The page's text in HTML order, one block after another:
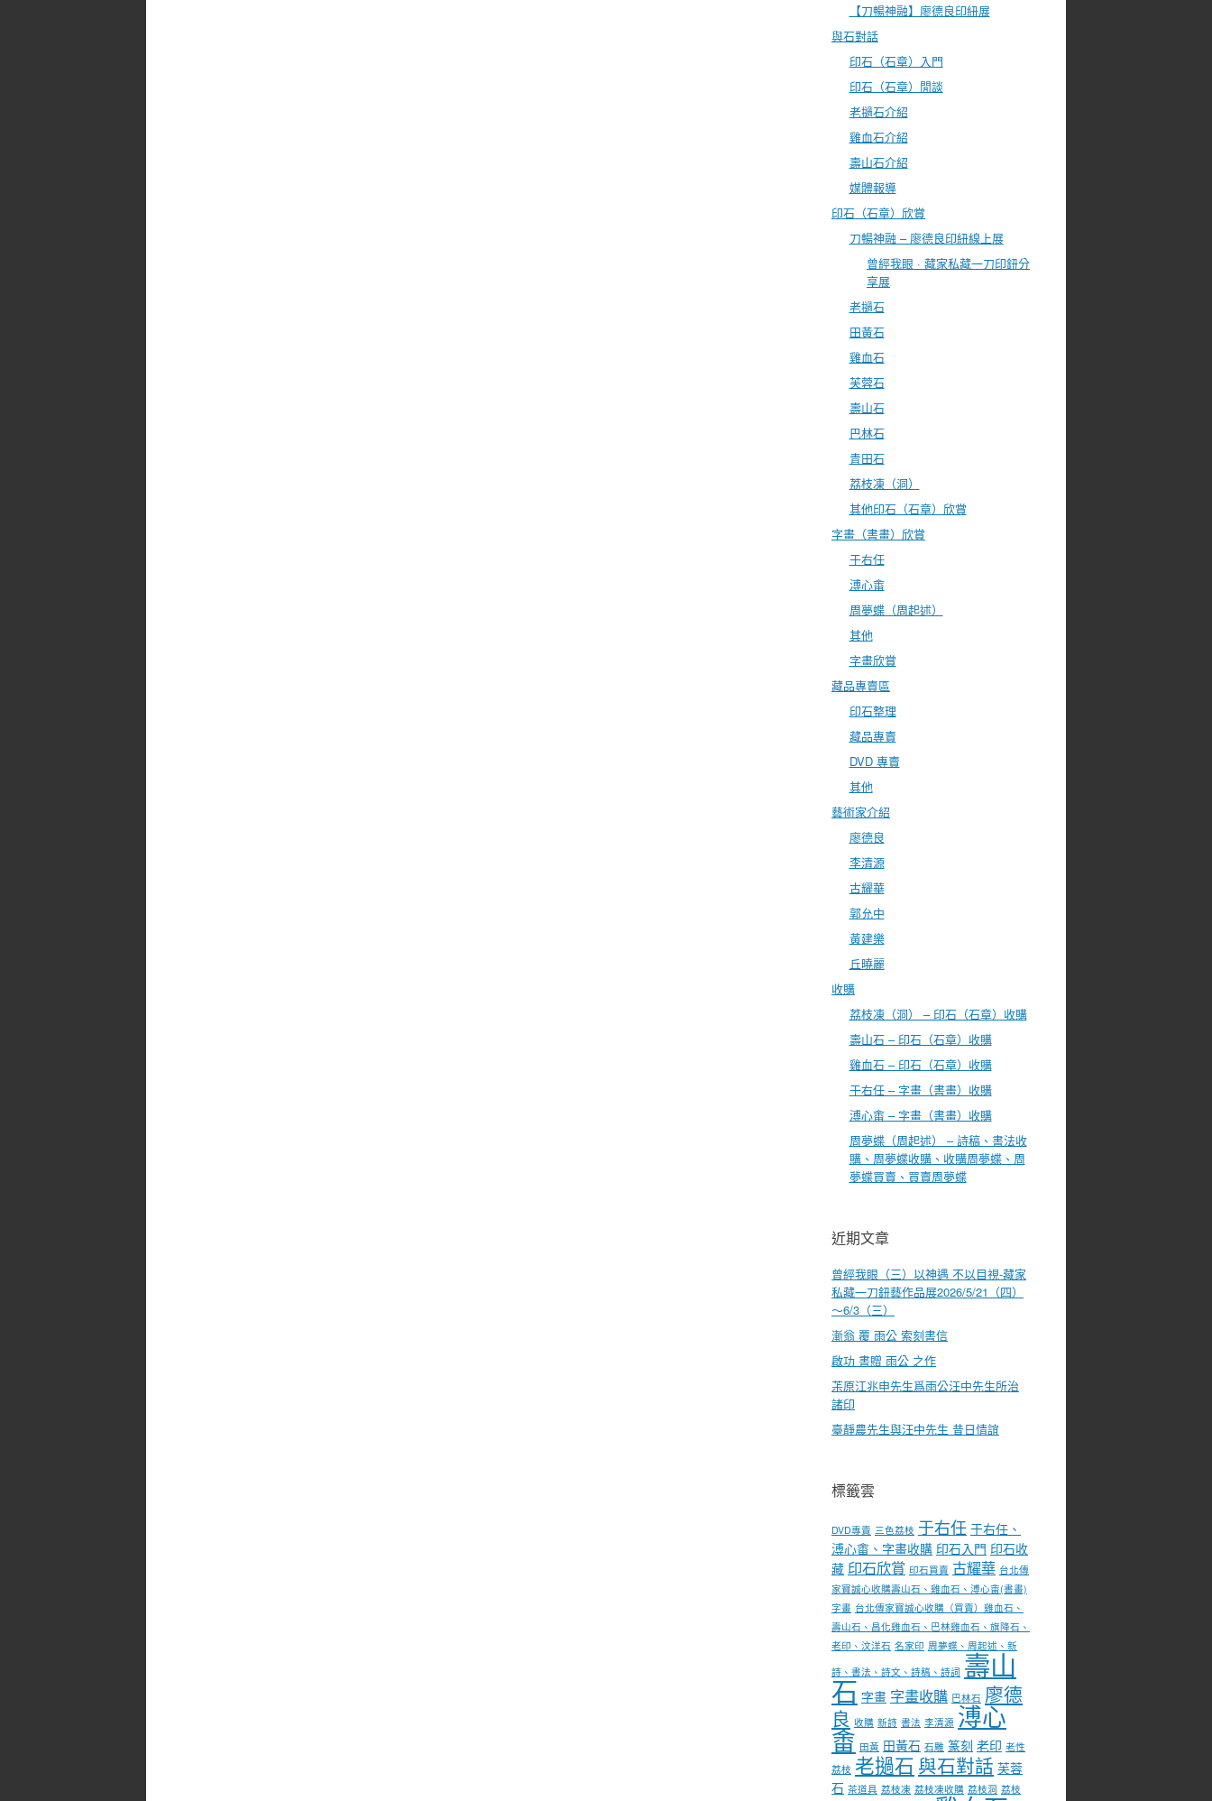
【刀暢神融】廖德良印紐展
與石對話
印石（石章）入門
印石（石章）閒談
老撾石介紹
雞血石介紹
壽山石介紹
媒體報導
印石（石章）欣賞
刀暢神融 – 廖德良印紐線上展
曾經我眼 · 藏家私藏一刀印鈕分
享展
老撾石
田黃石
雞血石
芙蓉石
壽山石
巴林石
青田石
荔枝凍（洞）
其他印石（石章）欣賞
字畫（書畫）欣賞
于右任
溥心畬
周夢蝶（周起述）
其他
字畫欣賞
藏品專賣區
印石整理
藏品專賣
DVD 專賣
其他
藝術家介紹
廖德良
李清源
古耀華
郭允中
黃建樂
丘曉麗
收購
荔枝凍（洞） – 印石（石章）收購
壽山石 – 印石（石章）收購
雞血石 – 印石（石章）收購
于右任 – 字畫（書畫）收購
溥心畬 – 字畫（書畫）收購
周夢蝶（周起述） – 詩稿、書法收
購、周夢蝶收購、收購周夢蝶、周
夢蝶買賣、買賣周夢蝶
近期文章
曾經我眼（三）以神遇 不以目視-藏家
私藏一刀鈕藝作品展2026/5/21（四）
～6/3（三）
漸翁 覆 雨公 索刻書信
啟功 書贈 雨公 之作
茮原江兆申先生爲雨公汪中先生所治
諸印
臺靜農先生與汪中先生 昔日情誼
標籤雲
DVD專賣 三色荔枝 于右任 于右任、
溥心畬、字畫收購 印石入門 印石收
藏 印石欣賞 印石買賣 古耀華 台北傳
家寶誠心收購壽山石、雞血石、溥心畬(書畫)
字畫 台北傳家寶誠心收購（買賣）雞血石、
壽山石、昌化雞血石、巴林雞血石、旗降石、
老印、汶洋石 名家印 周夢蝶、周起述、新
詩、書法、詩文、詩稿、詩詞 壽山
石 字畫 字畫收購 巴林石 廖德
良 收購 新詩 書法 李清源 溥心
畬 田黃 田黃石 石雕 篆刻 老印 老性
荔枝 老撾石 與石對話 芙蓉
石 茶道具 荔枝凍 荔枝凍收購 荔枝洞 荔枝